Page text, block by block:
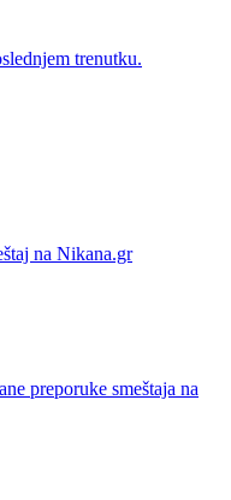
trenutku.
na Nikana.gr
preporuke smeštaja na